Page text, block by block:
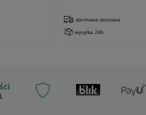
darmowa dostawa
wysyłka 24h